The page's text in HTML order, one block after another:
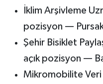
İklim Arşivleme
pozisyon —
Şehir Bisiklet
açık pozisyon —
Mikromobilite Veri